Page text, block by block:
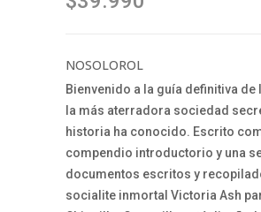
NOSOLOROL
Bienvenido a la guía definitiva de
la más aterradora sociedad
historia ha conocido. Escrito
compendio introductorio y una
documentos escritos y
socialite inmortal Victoria Ash